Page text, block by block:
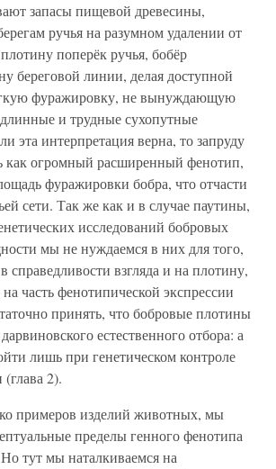
запасы пищевой древесины,
ручья на разумном удалении от
поперёк ручья, бобёр
береговой линии, делая доступной
фуражировку, не вынуждающую
и трудные сухопутные
эта интерпретация верна, то запруду
как огромный расширенный фенотип,
фуражировки бобра, что отчасти
сети. Так же как и в случае паутины,
исследований бобровых
мы не нуждаемся в них для того,
справедливости взгляда и на плотину,
часть фенотипической экспрессии
принять, что бобровые плотины
естественного отбора: а
лишь при генетическом контроле
2).
примеров изделий животных, мы
пределы генного фенотипа
тут мы наталкиваемся на